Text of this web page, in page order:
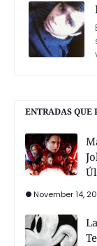
ENTRADAS QUE
November 14,